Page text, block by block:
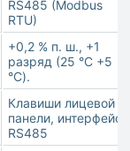
RS485 (Modbus
RTU)
+0,2 % п. ш., +1
разряд (25 °C +5
°C).
Клавиши лицевой
панели, интерфейс
RS485